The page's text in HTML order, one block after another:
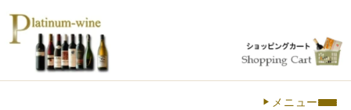
メニュー